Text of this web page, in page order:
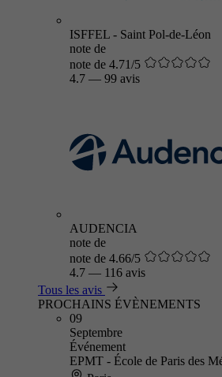
ISFFEL - Saint Pol-de-Léon
note de
note de 4.71/5
4.7 — 99 avis
AUDENCIA
note de
note de 4.66/5
4.7 — 116 avis
Tous les avis
PROCHAINS ÉVÈNEMENTS
09
Septembre
Événement
EPMT - École de Paris des